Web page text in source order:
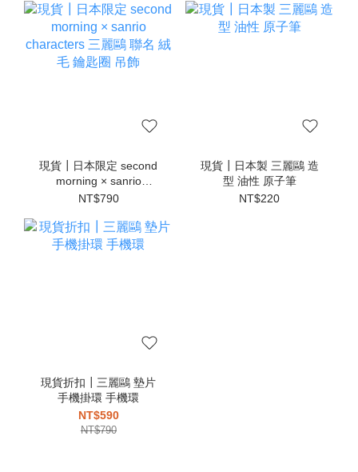
現貨┃日本限定 second
morning × sanrio
characters 三麗鷗 聯名
NT$790
現貨┃日本製 三麗鷗 造
型 油性 原子筆
NT$220
現貨折扣┃三麗鷗 墊片
手機掛環 手機環
NT$590
NT$790